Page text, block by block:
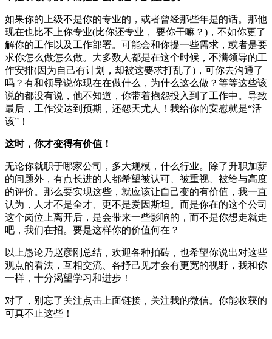
如果你的上级不是你的专业的，或者曾经那些年是的话。那他
现在也比不上你专业(比你还专业， 要你干嘛？)，不如你更了
解你的工作以及工作部署。可能会和你提一些需求，或者是要
求你怎么做怎么做。大多数人都是在这个时候，不满领导的工
作安排(因为自己有计划，却被这要求打乱了)，可你去沟通了
吗？有和领导说你现在在做什么，为什么这么做？等等这些该
说的都没有说，他不知道，你带着抱怨投入到了工作中。导致
最后，工作没达到预期，还怨天尤人！我给你的安慰就是“活
该”！
这时，你才变得有价值！
无论你就职于哪家公司，多大规模，什么行业。除了升职加薪
的问题外，有点长进的人都希望被认可、被重视、被给与高度
的评价。那么要实现这些，就应该让自己变的有价值，我一直
认为，人才不是全才、更不是爱因斯坦。而是你在的这个公司
这个岗位上离开后，是会带来一些影响的，而不是你想走就走
吧，我们在招。要是这样你的价值何在？
以上愚论乃赵彦刚总结，欢迎各种拍砖，也希望你说出对这些
观点的看法，互相交流、各抒己见才会有更宽的视野，我和你
一样，十分渴望学习和进步！
对了，别忘了关注点击上面链接，关注我的微信。你能收获的
可真不止这些！